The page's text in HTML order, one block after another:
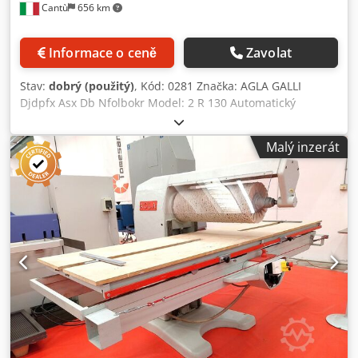
Cantù 656 km
Informace o ceně Zavolat
Stav: dobrý (použitý), Kód: 0281 Značka: AGLA GALLI
Djdpfx Asx Db Nfolbokr Model: 2 R 130 Automatický
dvouválcový lešticí stroj pro polyester a lak – Vhodný pro
leštění vysoce lesklých polyesterových nebo
polyuretanových laků, kovů, mramoru a podobných
materiálů. 2 nakloněné válce – Díky tomuto sklonu rotační
kartáče pomocí oscilace zajišťují dokonalé leštění
ošetřovaných povrchů. Systém „REVERSE“, který zjemňuje
zpětný chod i při práci s těžkými materiály jako je mramor,
dřevěné desky apod. Délka válců: 1300 mm Průměr válců:
300 mm Užitná pracovní délka: 4300 mm Užitná pracovní
šířka: 1300 mm Maximální výška panelu: 120 mm Motor: 15
hp x 2 Výška pracovního stolu: 950 – 1180 mm Průměr
odsávacího hrdla: 200 mm Celkové rozměry: 5000 x 2350 x
1750 mm (v) Hmotnost: 2500 kg
Malý inzerát